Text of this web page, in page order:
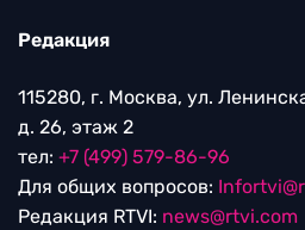
Редакция
115280, г. Москва, ул.
д. 26, этаж 2
тел: +7 (499) 579-86-96
Для общих вопросов:
Редакция RTVI: news@rtvi.com